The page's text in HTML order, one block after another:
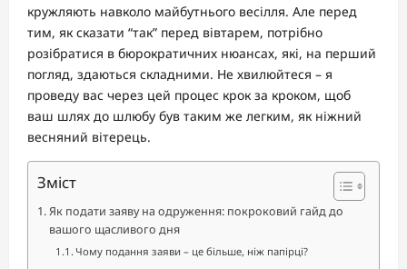
кружляють навколо майбутнього весілля. Але перед
тим, як сказати “так” перед вівтарем, потрібно
розібратися в бюрократичних нюансах, які, на перший
погляд, здаються складними. Не хвилюйтеся – я
проведу вас через цей процес крок за кроком, щоб
ваш шлях до шлюбу був таким же легким, як ніжний
весняний вітерець.
Зміст
Як подати заяву на одруження: покроковий гайд до
вашого щасливого дня
Чому подання заяви – це більше, ніж папірці?